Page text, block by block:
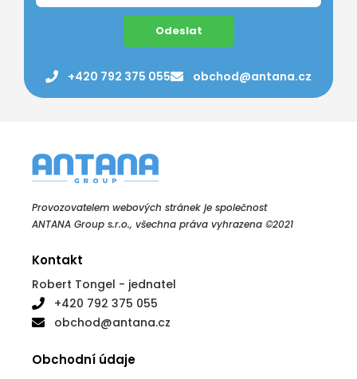
+420 792 375 055 obchod@antana.cz
Provozovatelem webových stránek je společnost
ANTANA Group s.r.o., všechna práva vyhrazena ©2021
Kontakt
+420 792 375 055
obchod@antana.cz
Obchodní údaje
Jana Švermy 14, 43201 Kadaň